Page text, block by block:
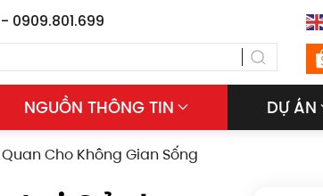
0909.801.699
NGUỒN THÔNG TIN DỰ ÁN
Cho Không Gian Sống